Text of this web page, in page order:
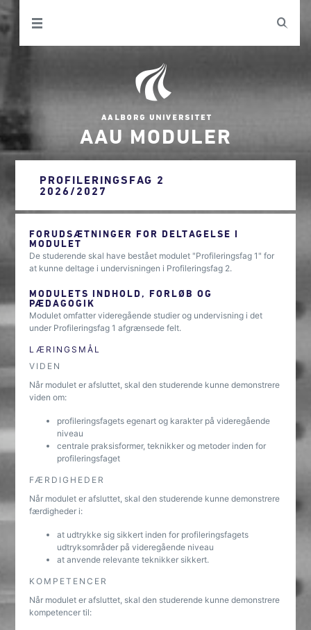
AAU MODULER
PROFILERINGSFAG 2
2026/2027
FORUDSÆTNINGER FOR DELTAGELSE I
MODULET
De studerende skal have bestået modulet "Profileringsfag 1" for
at kunne deltage i undervisningen i Profileringsfag 2.
MODULETS INDHOLD, FORLØB OG
PÆDAGOGIK
Modulet omfatter videregående studier og undervisning i det
under Profileringsfag 1 afgrænsede felt.
LÆRINGSMÅL
VIDEN
Når modulet er afsluttet, skal den studerende kunne demonstrere
viden om:
profileringsfagets egenart og karakter på videregående
niveau
centrale praksisformer, teknikker og metoder inden for
profileringsfaget
FÆRDIGHEDER
Når modulet er afsluttet, skal den studerende kunne demonstrere
færdigheder i:
at udtrykke sig sikkert inden for profileringsfagets
udtryksområder på videregående niveau
at anvende relevante teknikker sikkert.
KOMPETENCER
Når modulet er afsluttet, skal den studerende kunne demonstrere
kompetencer til: